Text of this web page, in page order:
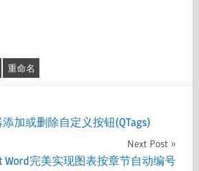
重命名
加或删除自定义按钮(QTags)
Next Post
Word完美实现图表按章节自动编号